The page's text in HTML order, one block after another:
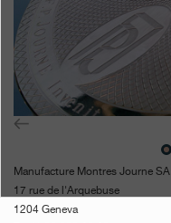
Manufacture Montres Journe SA
17 rue de l'Arquebuse
1204 Geneva